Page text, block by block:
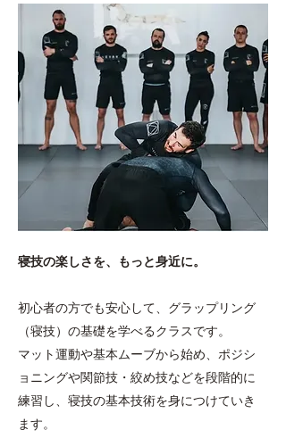
寝技の楽しさを、もっと身近に。
初心者の方でも安心して、グラップリング
（寝技）の基礎を学べるクラスです。
マット運動や基本ムーブから始め、ポジシ
ョニングや関節技・絞め技などを段階的に
練習し、寝技の基本技術を身につけていき
ます。